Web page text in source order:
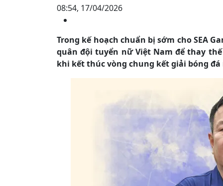
08:54, 17/04/2026
Trong kế hoạch chuẩn bị sớm cho SEA
quân đội tuyển nữ Việt Nam để thay
khi kết thúc vòng chung kết giải bóng đá